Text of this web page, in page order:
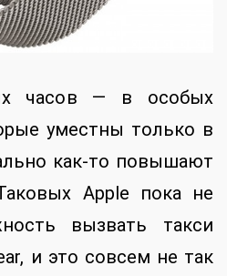
часов — в особых
уместны только в
как-то повышают
Apple пока не
вызвать такси
и это совсем не так